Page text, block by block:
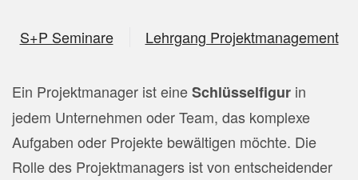
S+P Seminare Lehrgang Projektmanagement
Ein Projektmanager ist eineSchlüsselfigur in
jedem Unternehmen oder Team, das komplexe
Aufgaben oder Projekte bewältigen möchte. Die
Rolle des Projektmanagers ist von entscheidender